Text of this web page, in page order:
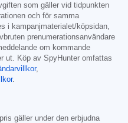
som gäller vid tidpunkten
och för samma
i kampanjmaterialet/köpsidan,
prenumerationsanvändare
om kommande
ut. Köp av SpyHunter omfattas
,
.
gäller under den erbjudna